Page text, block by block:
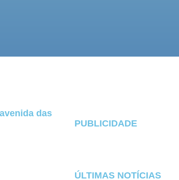
das
PUBLICIDADE
ÚLTIMAS NOTÍCIAS